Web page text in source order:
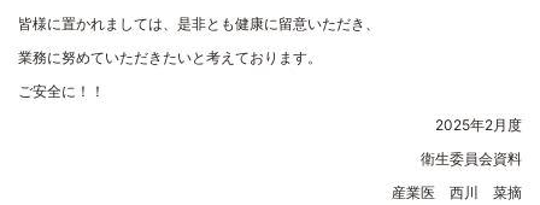
皆様に置かれましては、是非とも健康に留意いただき、
業務に努めていただきたいと考えております。
ご安全に！！
2025年2月度
衛生委員会資料
産業医 西川 菜摘